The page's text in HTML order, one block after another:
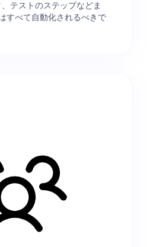
テストのステップなどま
すべて自動化されるべきで